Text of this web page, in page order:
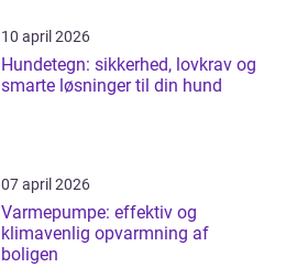
10 april 2026
Hundetegn: sikkerhed, lovkrav og
smarte løsninger til din hund
07 april 2026
Varmepumpe: effektiv og
klimavenlig opvarmning af
boligen